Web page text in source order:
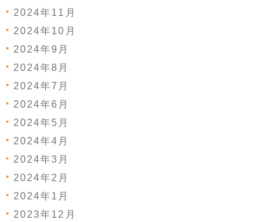
2024年11月
2024年10月
2024年9月
2024年8月
2024年7月
2024年6月
2024年5月
2024年4月
2024年3月
2024年2月
2024年1月
2023年12月